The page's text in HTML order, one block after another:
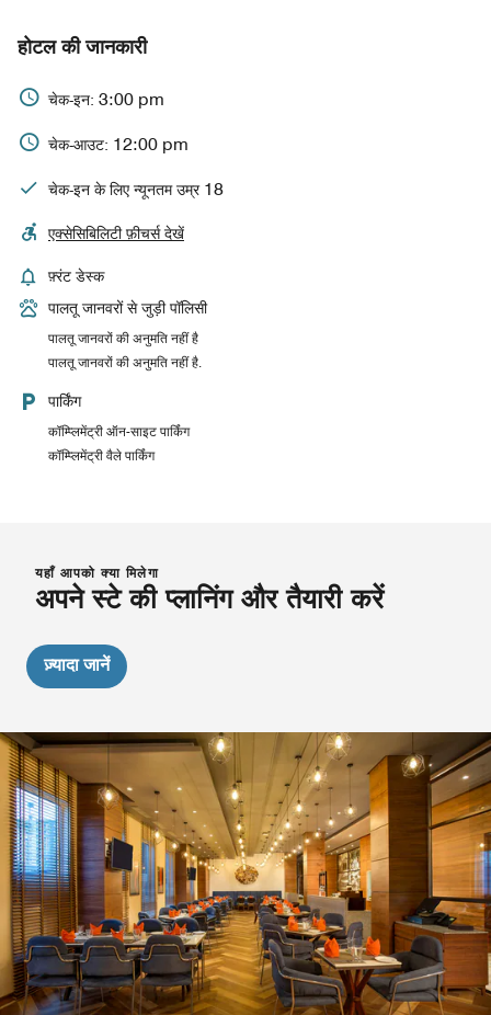
होटल की जानकारी
चेक-इन: 3:00 pm
चेक-आउट: 12:00 pm
चेक-इन के लिए न्यूनतम उम्र 18
एक्सेसिबिलिटी फ़ीचर्स देखें
फ़्रंट डेस्क
पालतू जानवरों से जुड़ी पॉलिसी
पालतू जानवरों की अनुमति नहीं है
पालतू जानवरों की अनुमति नहीं है.
पार्किंग
कॉम्प्लिमेंट्री ऑन-साइट पार्किंग
कॉम्प्लिमेंट्री वैले पार्किंग
यहाँ आपको क्या मिलेगा
अपने स्टे की प्लानिंग और तैयारी करें
ज़्यादा जानें